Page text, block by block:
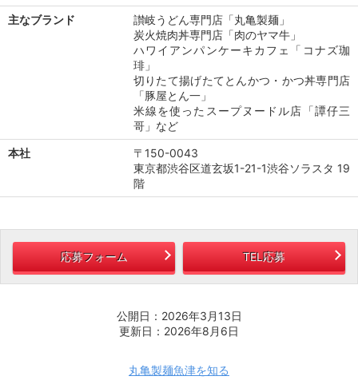
主なブランド
讃岐うどん専門店「丸亀製麺」
炭火焼肉丼専門店「肉のヤマ牛」
ハワイアンパンケーキカフェ「コナズ珈
琲」
切りたて揚げたてとんかつ・かつ丼専門店
「豚屋とん一」
米線を使ったスープヌードル店「譚仔三
哥」など
本社
〒150-0043
東京都渋谷区道玄坂1-21-1渋谷ソラスタ 19
階
応募フォーム TEL応募
公開日：2026年3月13日
更新日：2026年8月6日
丸亀製麺魚津を知る